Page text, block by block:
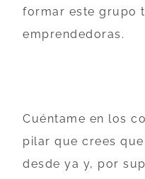
formar este grupo
emprendedoras.
Cuéntame en los
pilar que crees
desde ya y, por